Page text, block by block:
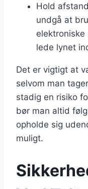
Hold
undgå at
elektroniske
lede lynet
Det er vigtigt at
selvom man
stadig en risiko
bør man altid
opholde sig
muligt.